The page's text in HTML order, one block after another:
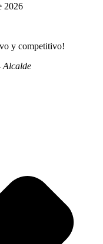
2026
y competitivo!
Alcalde